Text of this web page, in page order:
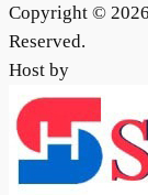
Copyright ©
Reserved.
Host by